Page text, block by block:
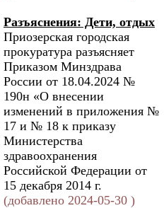
Разъяснения: Дети, отдых
Приозерская городская
прокуратура разъясняет
Приказом Минздрава
России от 18.04.2024 №
190н «О внесении
изменений в приложения №
17 и № 18 к приказу
Министерства
здравоохранения
Российской Федерации от
15 декабря 2014 г.
(добавлено 2024-05-30 )